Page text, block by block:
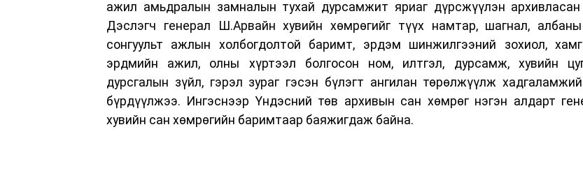
ажил амьдралын замналын тухай дурсамжит яриаг дүрсжүүлэн архивласан
Дэслэгч генерал Ш.Арвайн хувийн хөмрөгийг түүх намтар, шагнал,
сонгуульт ажлын холбогдолтой баримт, эрдэм шинжилгээний зохиол,
эрдмийн ажил, олны хүртээл болгосон ном, илтгэл, дурсамж, хувийн
дурсгалын зүйл, гэрэл зураг гэсэн бүлэгт ангилан төрөлжүүлж
бүрдүүлжээ. Ингэснээр Үндэсний төв архивын сан хөмрөг нэгэн алдарт
хувийн сан хөмрөгийн баримтаар баяжигдаж байна.